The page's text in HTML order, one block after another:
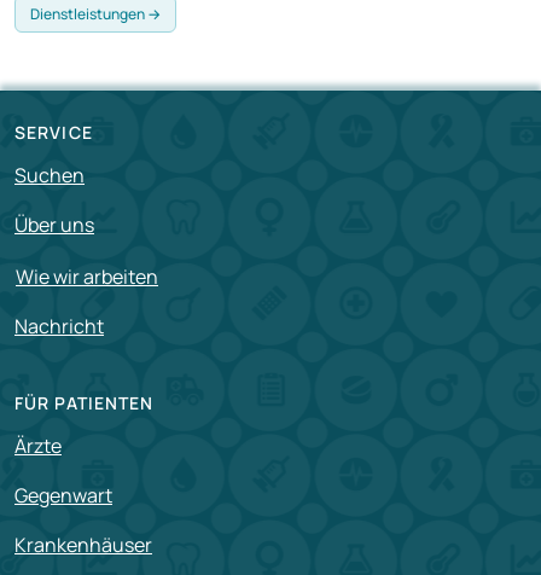
Dienstleistungen →
SERVICE
Suchen
Über uns
Wie wir arbeiten
Nachricht
FÜR PATIENTEN
Ärzte
Gegenwart
Krankenhäuser